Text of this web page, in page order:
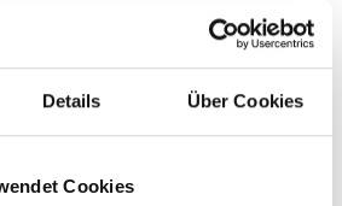
Details Über Cookies
Cookies
403